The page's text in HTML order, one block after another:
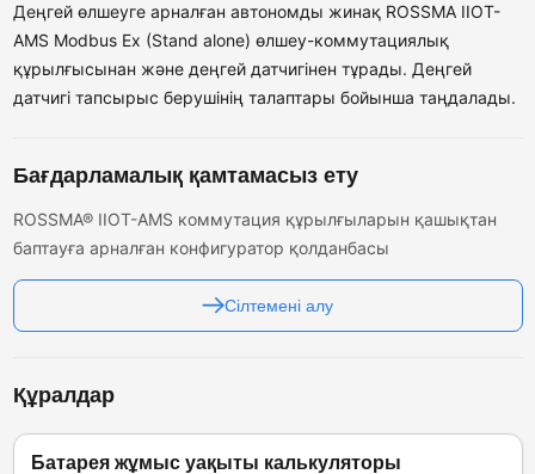
Деңгей өлшеуге арналған автономды жинақ ROSSMA IIOT-
AMS Modbus Ex (Stand alone) өлшеу-коммутациялық
құрылғысынан және деңгей датчигінен тұрады. Деңгей
датчигі тапсырыс берушінің талаптары бойынша таңдалады.
Бағдарламалық қамтамасыз ету
ROSSMA® IIOT-AMS коммутация құрылғыларын қашықтан
баптауға арналған конфигуратор қолданбасы
Сілтемені алу
Құралдар
Батарея жұмыс уақыты калькуляторы